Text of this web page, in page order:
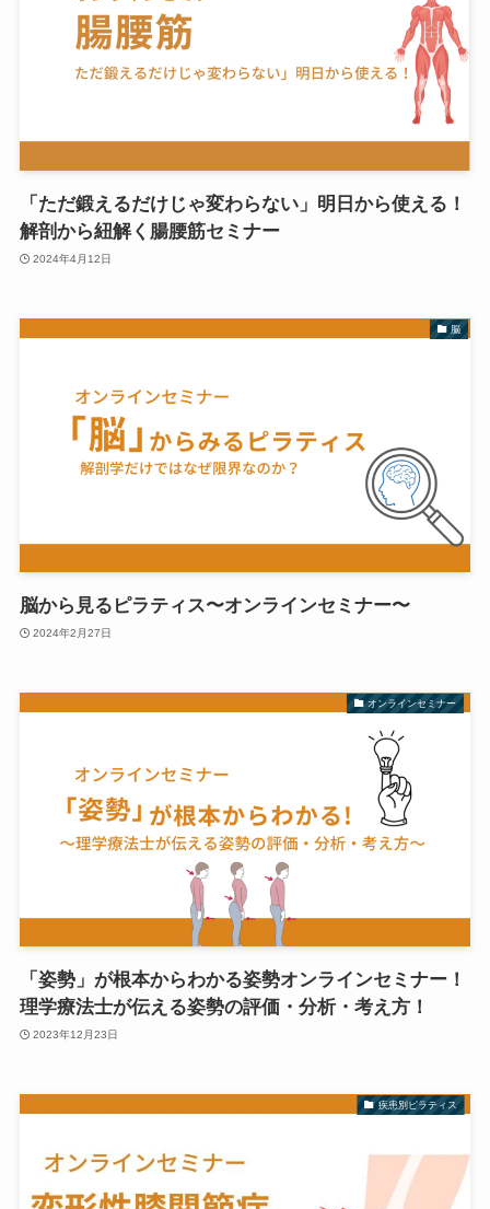
「ただ鍛えるだけじゃ変わらない」明日から使える！
解剖から紐解く腸腰筋セミナー
2024年4月12日
脳
脳から見るピラティス〜オンラインセミナー〜
2024年2月27日
オンラインセミナー
「姿勢」が根本からわかる姿勢オンラインセミナー！
理学療法士が伝える姿勢の評価・分析・考え方！
2023年12月23日
疾患別ピラティス